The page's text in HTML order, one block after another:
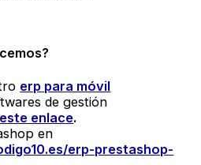
erp para móvil
de gestión
este enlace.
en
erp-prestashop-